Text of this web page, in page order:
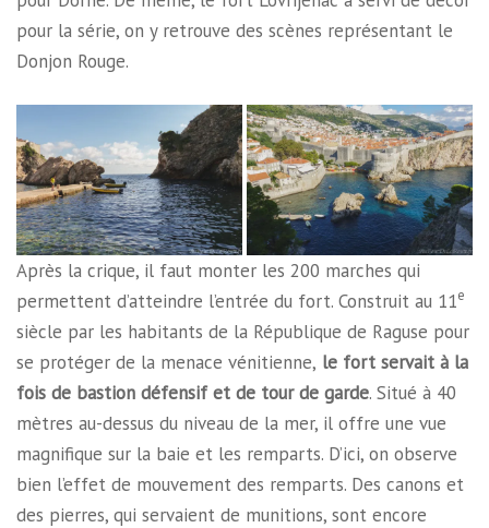
pour la série, on y retrouve des scènes représentant le
Donjon Rouge.
Après la crique, il faut monter les 200 marches qui
permettent d’atteindre l’entrée du fort. Construit au 11e
siècle par les habitants de la République de Raguse pour
se protéger de la menace vénitienne, le fort servait à la
fois de bastion défensif et de tour de garde. Situé à 40
mètres au-dessus du niveau de la mer, il offre une vue
magnifique sur la baie et les remparts. D’ici, on observe
bien l’effet de mouvement des remparts. Des canons et
des pierres, qui servaient de munitions, sont encore